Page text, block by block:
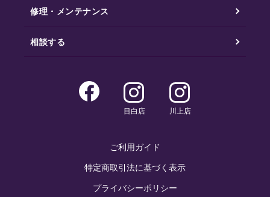
修理・メンテナンス
相談する
目白店 川上店
ご利用ガイド
特定商取引法に基づく表示
プライバシーポリシー